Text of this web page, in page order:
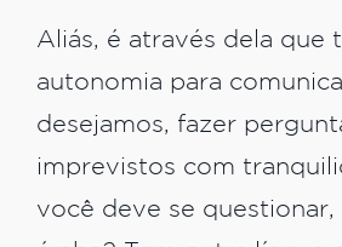
Aliás, é através dela que
autonomia para
desejamos, fazer
imprevistos com
você deve se questionar,